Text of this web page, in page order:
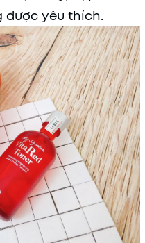
được yêu thích.